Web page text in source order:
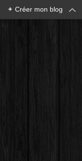
+ Créer mon blog